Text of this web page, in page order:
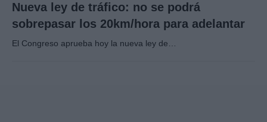
Nueva ley de tráfico: no se podrá
sobrepasar los 20km/hora para adelantar
El Congreso aprueba hoy la nueva ley de…